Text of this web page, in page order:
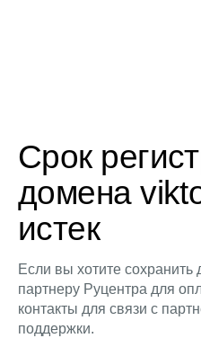
Срок
домена
истек
Если вы хотите
партнеру Руцентра для
контакты для связи с
поддержки.